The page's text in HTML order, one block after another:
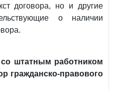
договора, но и другие
о наличии
штатным работником
гражданско-правового